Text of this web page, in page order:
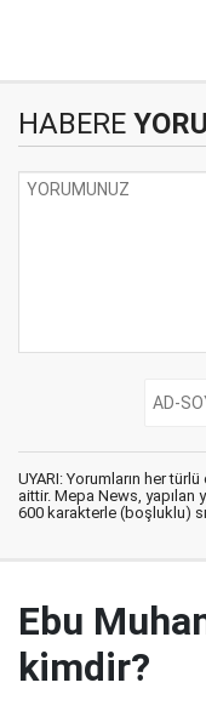
HABERE
UYARI: Yorumların her
aittir. Mepa News,
600 karakterle (boşluklu)
Ebu
kimdir?